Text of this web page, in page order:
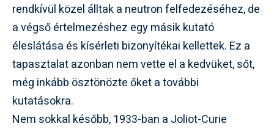
rendkívül közel álltak a neutron felfedezéséhez, de
a végső értelmezéshez egy másik kutató
éleslátása és kísérleti bizonyítékai kellettek. Ez a
tapasztalat azonban nem vette el a kedvüket, sőt,
még inkább ösztönözte őket a további
kutatásokra.
Nem sokkal később, 1933-ban a Joliot-Curie